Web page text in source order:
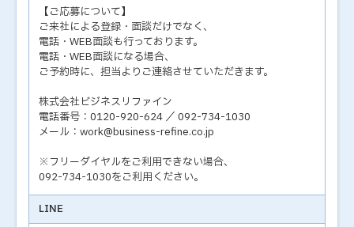
【ご応募について】
ご来社による登録・面談だけでなく、
電話・WEB面談も行っております。
電話・WEB面談になる場合、
ご予約時に、担当よりご連絡させていただきます。
株式会社ビジネスリファイン
電話番号：0120-920-624 ／ 092-734-1030
メール：work@business-refine.co.jp
※フリーダイヤルをご利用できない場合、
092-734-1030をご利用ください。
LINE